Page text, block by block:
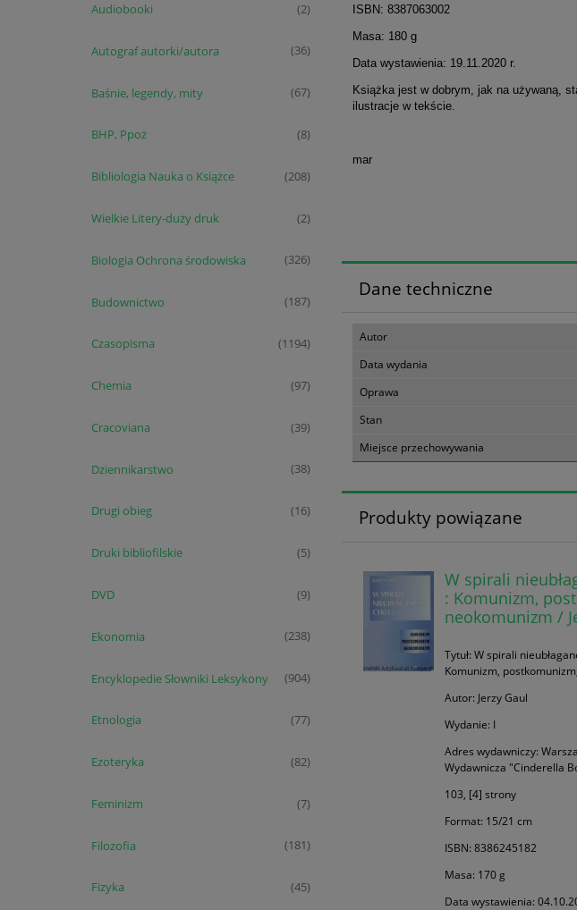
Audiobooki (2)
Autograf autorki/autora (36)
Baśnie, legendy, mity (67)
BHP, Ppoż (8)
Bibliologia Nauka o Książce (208)
Wielkie Litery-duży druk (2)
Biologia Ochrona środowiska (326)
Budownictwo (187)
Czasopisma (1194)
Chemia (97)
Cracoviana (39)
Dziennikarstwo (38)
Drugi obieg (16)
Druki bibliofilskie (5)
DVD (9)
Ekonomia (238)
Encyklopedie Słowniki Leksykony (904)
Etnologia (77)
Ezoteryka (82)
Feminizm (7)
Filozofia (181)
Fizyka (45)
ISBN: 8387063002
Masa: 180 g
Data wystawienia: 19.11.2020 r.
Książka jest w dobrym, jak na używaną,
ilustracje w tekście.
mar
Dane techniczne
Autor
Data wydania
Oprawa
Stan
Miejsce przechowywania
Produkty powiązane
W spirali
: Komunizm,
neokomunizm /
Tytuł: W spirali
Komunizm,
Autor: Jerzy Gaul
Wydanie: I
Adres wydawniczy:
Wydawnicza "Cinderella
103, [4] strony
Format: 15/21 cm
ISBN: 8386245182
Masa: 170 g
Data wystawienia: